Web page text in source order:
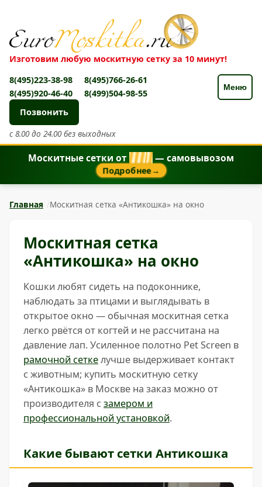
Изготовим любую москитную сетку за 10 минут!
8(495)223-38-98
8(495)766-26-61
8(495)920-46-40
8(499)504-98-55
Позвонить
с 8.00 до 24.00 без выходных
Меню
Москитные сетки от850₽— самовывозом
Подробнее→
Главная Москитная сетка «Антикошка» на окно
Москитная сетка
«Антикошка» на окно
Кошки любят сидеть на подоконнике,
наблюдать за птицами и выглядывать в
открытое окно — обычная москитная сетка
легко рвётся от когтей и не рассчитана на
давление лап. Усиленное полотно Pet Screen в
рамочной сеткелучше выдерживает контакт
с животным; купить москитную сетку
«Антикошка» в Москве на заказ можно от
производителя с замером и
профессиональной установкой.
Какие бывают сетки Антикошка